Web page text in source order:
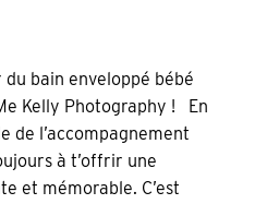
bain enveloppé bébé
Kelly Photography ! En
de l’accompagnement
à t’offrir une
et mémorable. C’est